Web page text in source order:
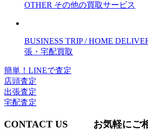
OTHER その他の買取サービス
BUSINESS TRIP / HOME
張・宅配買取
簡単！LINEで査定
店頭査定
出張査定
宅配査定
CONTACT US
お気軽にご